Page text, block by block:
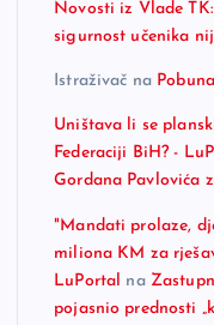
Novosti iz Vlade
sigurnost učenika
Istraživač na
Uništava li se
Federaciji BiH? -
Gordana Pavlovića
"Mandati prolaze,
miliona KM za
LuPortal na
pojasnio prednosti